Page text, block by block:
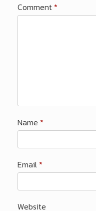
Comment*
Name *
Email*
Website